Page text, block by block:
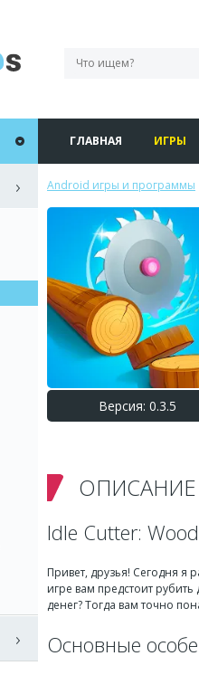
ГЛАВНАЯ ИГРЫ
Android игры и программы
Версия: 0.3.5
ОПИСАНИЕ
Idle Cutter:
Привет, друзья! Сегодня я
игре вам предстоит
денег? Тогда вам точно
Основные